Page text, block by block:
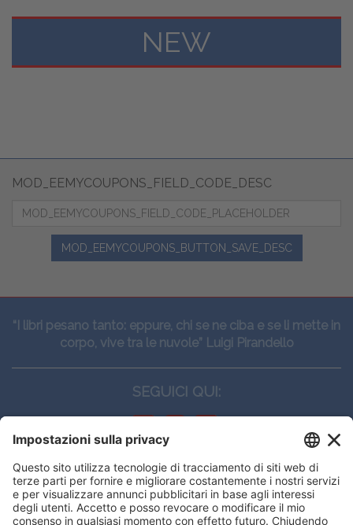
NEW
MOD_EEMYCOUPONS_FIELD_CODE_DESC
MOD_EEMYCOUPONS_BUTTON_SAVE_DESC
“I libri pesano tanto: eppure, chi se ne ciba e se li mette in
corpo, vive tra le nuvole” Luigi Pirandello
SEGUICI QUI:
CONTATTI
Edi.Ermes srl